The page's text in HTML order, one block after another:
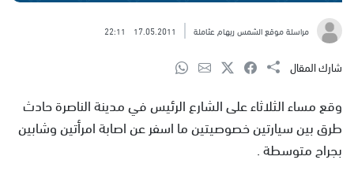
مراسلة موقع الشمس ريهام عثاملة 17.05.2011
22:11
شارك المقال
وقع مساء الثلاثاء على الشارع الرئيس في مدينة الناصرة حادث
طرق بين سيارتين خصوصيتين ما اسفر عن اصابة امرأتين وشابين
بجراح متوسطة .